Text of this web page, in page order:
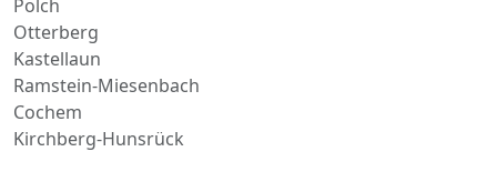
Otterberg
Kastellaun
Ramstein-Miesenbach
Cochem
Kirchberg-Hunsrück
Eiltransport in